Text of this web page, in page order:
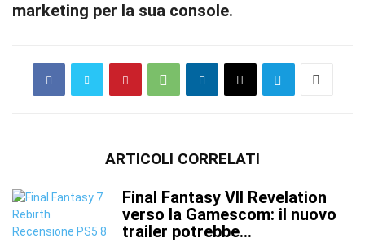
marketing per la sua console.
ARTICOLI CORRELATI
Final Fantasy VII Revelation
verso la Gamescom: il nuovo
trailer potrebbe...